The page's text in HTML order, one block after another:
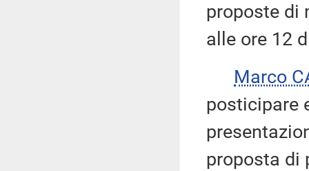
proposte di
alle ore 12
Marco
posticipare
proposta di